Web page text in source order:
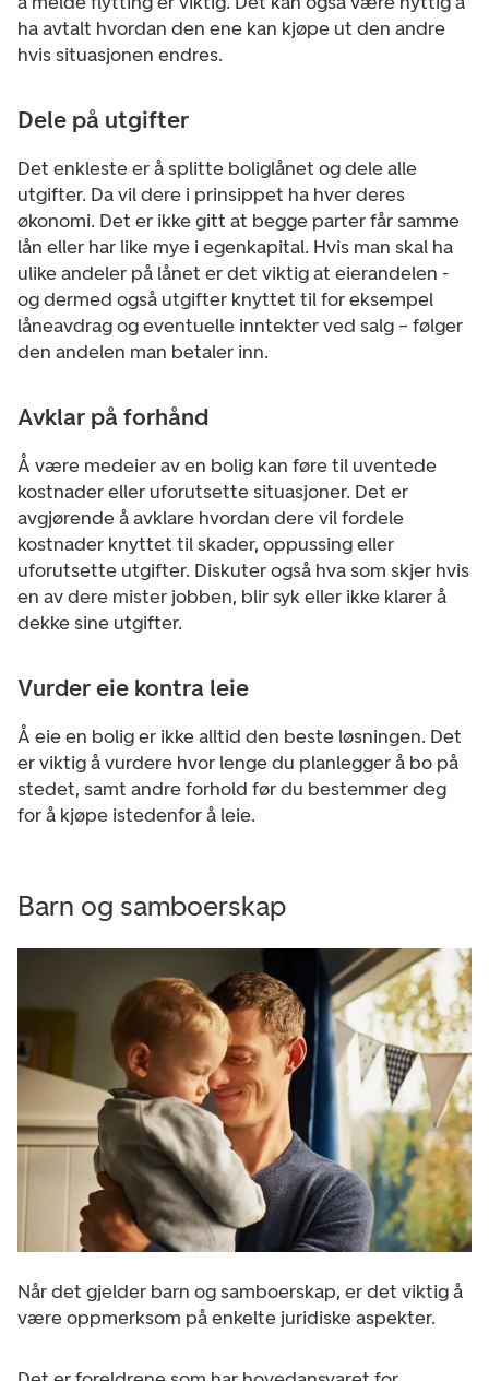
ha avtalt hvordan den ene kan kjøpe ut den andre
hvis situasjonen endres.
Dele på utgifter
Det enkleste er å splitte boliglånet og dele alle
utgifter. Da vil dere i prinsippet ha hver deres
økonomi. Det er ikke gitt at begge parter får samme
lån eller har like mye i egenkapital. Hvis man skal ha
ulike andeler på lånet er det viktig at eierandelen -
og dermed også utgifter knyttet til for eksempel
låneavdrag og eventuelle inntekter ved salg – følger
den andelen man betaler inn.
Avklar på forhånd
Å være medeier av en bolig kan føre til uventede
kostnader eller uforutsette situasjoner. Det er
avgjørende å avklare hvordan dere vil fordele
kostnader knyttet til skader, oppussing eller
uforutsette utgifter. Diskuter også hva som skjer hvis
en av dere mister jobben, blir syk eller ikke klarer å
dekke sine utgifter.
Vurder eie kontra leie
Å eie en bolig er ikke alltid den beste løsningen. Det
er viktig å vurdere hvor lenge du planlegger å bo på
stedet, samt andre forhold før du bestemmer deg
for å kjøpe istedenfor å leie.
Barn og samboerskap
Når det gjelder barn og samboerskap, er det viktig å
være oppmerksom på enkelte juridiske aspekter.